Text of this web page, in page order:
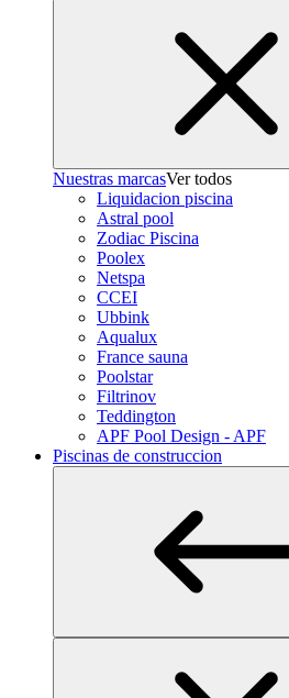
Nuestras marcasVer todos
Liquidacion piscina
Astral pool
Zodiac Piscina
Poolex
Netspa
CCEI
Ubbink
Aqualux
France sauna
Poolstar
Filtrinov
Teddington
APF Pool Design - APF
Piscinas de construccion